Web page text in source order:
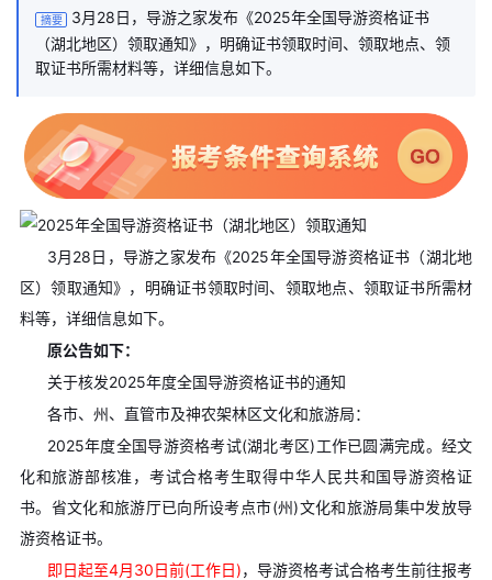
摘要
3月28日，导游之家发布《2025年全国导游资格证书
（湖北地区）领取通知》，明确证书领取时间、领取地点、领
取证书所需材料等，详细信息如下。
3月28日，导游之家发布《2025年全国导游资格证书（湖北地
区）领取通知》，明确证书领取时间、领取地点、领取证书所需材
料等，详细信息如下。
原公告如下：
关于核发2025年度全国导游资格证书的通知
各市、州、直管市及神农架林区文化和旅游局：
2025年度全国导游资格考试(湖北考区)工作已圆满完成。经文
化和旅游部核准，考试合格考生取得中华人民共和国导游资格证
书。省文化和旅游厅已向所设考点市(州)文化和旅游局集中发放导
游资格证书。
即日起至4月30日前(工作日)，导游资格考试合格考生前往报考